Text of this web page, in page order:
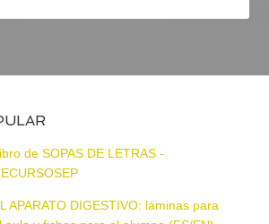
de SOPAS DE LETRAS -
APARATO DIGESTIVO: láminas para